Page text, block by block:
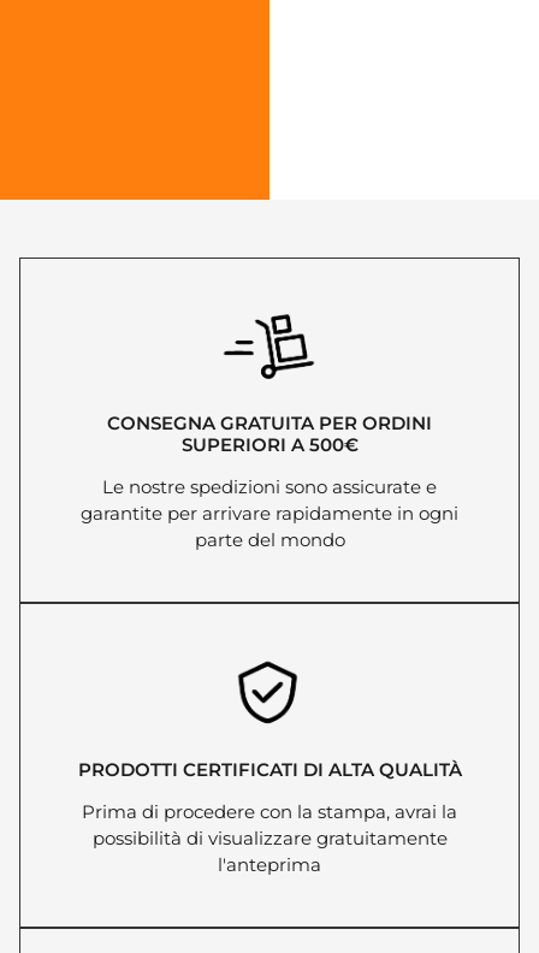
CONSEGNA GRATUITA PER ORDINI
SUPERIORI A 500€
Le nostre spedizioni sono assicurate e
garantite per arrivare rapidamente in ogni
parte del mondo
PRODOTTI CERTIFICATI DI ALTA QUALITÀ
Prima di procedere con la stampa, avrai la
possibilità di visualizzare gratuitamente
l'anteprima